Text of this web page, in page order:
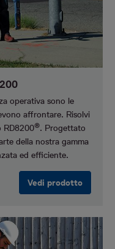
operativa sono le
affrontare. Risolvi
RD8200®. Progettato
della nostra gamma
ed efficiente.
Vedi prodotto